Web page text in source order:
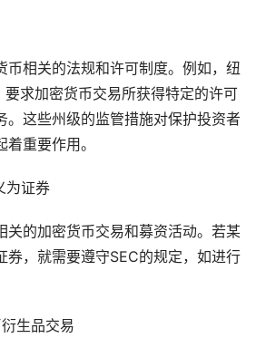
币相关的法规和许可制度。例如，纽
求加密货币交易所获得特定的许可
。这些州级的监管措施对保护投资者
重要作用。
为证券
关的加密货币交易和募资活动。若某
券，就需要遵守SEC的规定，如进行
生品交易